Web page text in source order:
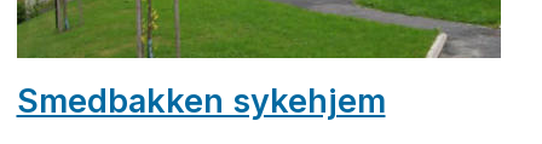
Smedbakken sykehjem